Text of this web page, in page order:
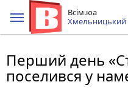
Всім.юа
Хмельницький
Перший день
поселився у